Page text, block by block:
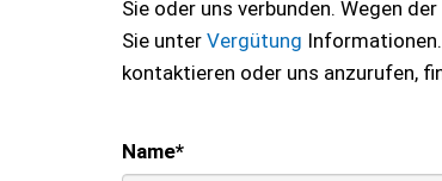
Sie oder uns verbunden. Wegen
Sie unter Vergütung
kontaktieren oder uns anzurufen,
Name*